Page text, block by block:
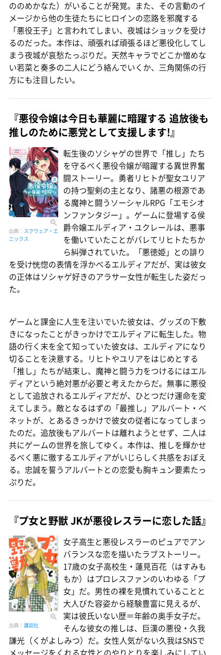
ののめかなた）がいることが発覚。また、その言動のイ
メージから他の生徒たちにヒロインの恋路を邪魔する
「悪役王子」と言われてしまい、夜城はショックを受け
るのだった。本作は、頑張れば頑張るほど悪役化してし
まう夜城が哀愁たっぷりだ。天然キャラでどこか憎めな
い若菜と奏多の二人にどう絡んでいくか、三角関係の行
方にも注目したい。
『悪役令嬢は今日も華麗に暗躍する 追放後も
推しのために悪党として支援します!』
出典： スクウェア・エ
ニックス
転生後のソシャゲの世界で「推し」たち
を守るべく悪役令嬢が暗躍する異世界奮
闘ストーリー。勇者リヒトが聖女ユリア
の持つ聖剣の主となり、諸悪の根源であ
る魔神と闘うソーシャルRPG「エモシオ
ンファンタジー」。ゲームに登場する侯
爵令嬢エルディア・ユクレールは、悪事
を働いていたことがバレてリヒトたちか
ら糾弾されていた。「悪徳姫」との誹り
を受け恍惚の表情を浮かべるエルディアだが、実は彼女
の正体はソシャゲ好きのアラサー女性が転生した姿だっ
た。
ゲームと課金に人生を注いでいた彼女は、グッズの下敷
きになったことがきっかけでエルディアに転生した。物
語の行く末を全て知っていた彼女は、エルディアになり
切ることを決意する。リヒトやユリアをはじめとする
「推し」たちが結束し、魔神と闘う力をつけるにはエル
ディアという絶対悪が必要と考えたからだ。無事に悪役
として追放されるエルディアだが、ひとつだけ運命を変
えてしまう。敵となるはずの「最推し」アルバート・ベ
ネットが、とあるきっかけで彼女の従者になってしまっ
たのだ。追放後もアルバートは離れようとせず、二人は
共にゲームの世界を旅してゆく。本作は、推しを輝かせ
るべく悪に徹するエルディアがいじらしく共感をおぼえ
る。忠誠を誓うアルバートとの恋愛も胸キュン要素たっ
ぷりだ。
『プ女と野獣 JKが悪役レスラーに恋した話』
出典： 講談社
女子高生と悪役レスラーのピュアでアン
バランスな恋を描いたラブストーリー。
17歳の女子高校生・蓮見百花（はすみも
もか）はプロレスファンのいわゆる「プ
女」だ。男性の裸を見慣れていることと
大人びた容姿から経験豊富に見えるが、
実は彼氏いない歴＝年齢の奥手女子だ。
そんな彼女の推しは、巨漢の悪役・久我
謙光（くがよしみつ）だ。女性人気がない久我はSNSで
メッセージをくれる女性とのやりとりを楽しみにしてい